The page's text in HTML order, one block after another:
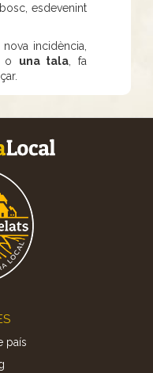
esdevenint
incidència,
o una tala , fa
país